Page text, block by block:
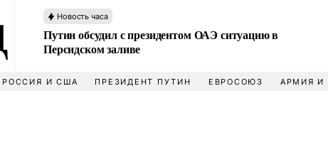
Новость часа
Путин обсудил с президентом ОАЭ ситуацию в
Персидском заливе
РОССИЯ И США ПРЕЗИДЕНТ ПУТИН ЕВРОСОЮЗ АРМИЯ И